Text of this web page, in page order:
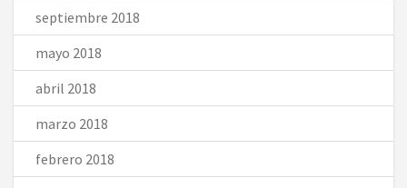
septiembre 2018
mayo 2018
abril 2018
marzo 2018
febrero 2018